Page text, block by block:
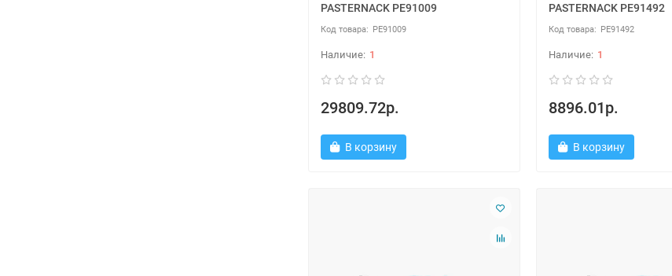
PASTERNACK PE91009
PE91009
1
29809.72р.
В корзину
PASTERNACK PE91492
PE91492
1
8896.01р.
В корзину